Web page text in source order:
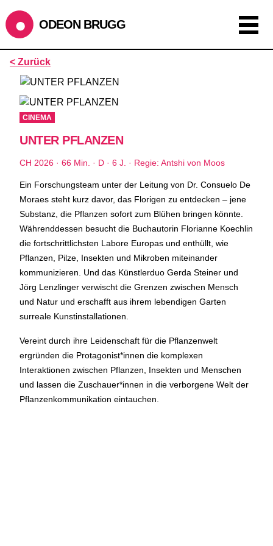
ODEON BRUGG
Anzeigen als:
ÖFFNUNGSZEITEN
SOMMERÖFFNUNGSZEITEN
BÜHNE2.7. bis 3.9. geschlossen
ZMITTAG2.7. bis 9.8. geschlossen
BAR+BISTROkurze Sommerpause, ab dem 10.8. sind wir
wieder im Haus und freuen uns auf euch <3
STADTFEST BRUGG
während demStadtfest Brugg, 20. bis 30. August, bleibt
das Haus jeweils von Freitag Abend bis Montag Morgen
geschlossen
Reguläre Öffnungszeiten:
CINEMA und BÜHNE
45 Min. vor Vorstellungsbeginn (siehe Programm)
Tickets und Gutscheine können an der Kinokasse und an
der Bar gekauft werden.
< Zurück
CINEMA
UNTER PFLANZEN
CH 2026 · 66 Min. · D · 6 J. · Regie: Antshi von Moos
Ein Forschungsteam unter der Leitung von Dr. Consuelo De
Moraes steht kurz davor, das Florigen zu entdecken – jene
Substanz, die Pflanzen sofort zum Blühen bringen könnte.
Währenddessen besucht die Buchautorin Florianne Koechlin
die fortschrittlichsten Labore Europas und enthüllt, wie
Pflanzen, Pilze, Insekten und Mikroben miteinander
kommunizieren. Und das Künstlerduo Gerda Steiner und
Jörg Lenzlinger verwischt die Grenzen zwischen Mensch
und Natur und erschafft aus ihrem lebendigen Garten
surreale Kunstinstallationen.
Vereint durch ihre Leidenschaft für die Pflanzenwelt
ergründen die Protagonist*innen die komplexen
Interaktionen zwischen Pflanzen, Insekten und Menschen
und lassen die Zuschauer*innen in die verborgene Welt der
Pflanzenkommunikation eintauchen.